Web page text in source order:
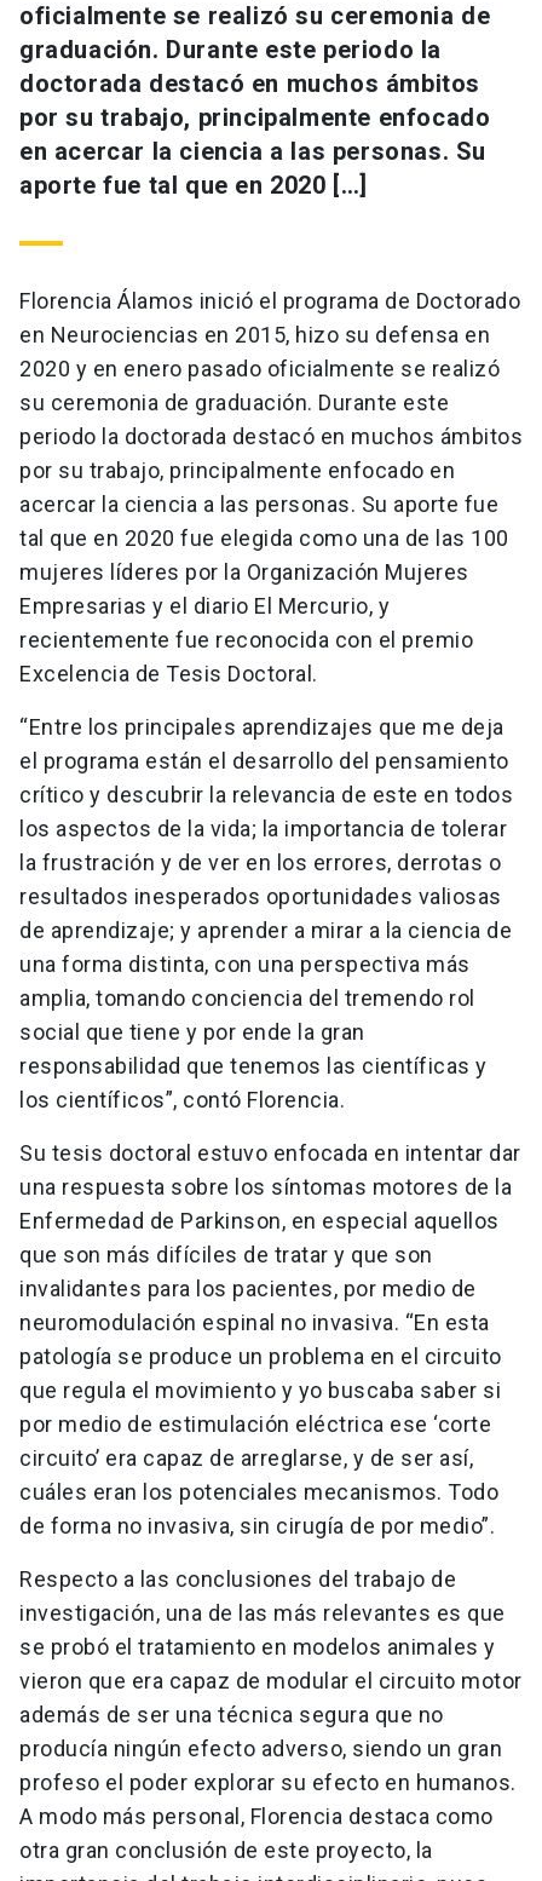
oficialmente se realizó su ceremonia de
graduación. Durante este periodo la
doctorada destacó en muchos ámbitos
por su trabajo, principalmente enfocado
en acercar la ciencia a las personas. Su
aporte fue tal que en 2020 […]
Florencia Álamos inició el programa de Doctorado
en Neurociencias en 2015, hizo su defensa en
2020 y en enero pasado oficialmente se realizó
su ceremonia de graduación. Durante este
periodo la doctorada destacó en muchos ámbitos
por su trabajo, principalmente enfocado en
acercar la ciencia a las personas. Su aporte fue
tal que en 2020 fue elegida como una de las 100
mujeres líderes por la Organización Mujeres
Empresarias y el diario El Mercurio, y
recientemente fue reconocida con el premio
Excelencia de Tesis Doctoral.
“Entre los principales aprendizajes que me deja
el programa están el desarrollo del pensamiento
crítico y descubrir la relevancia de este en todos
los aspectos de la vida; la importancia de tolerar
la frustración y de ver en los errores, derrotas o
resultados inesperados oportunidades valiosas
de aprendizaje; y aprender a mirar a la ciencia de
una forma distinta, con una perspectiva más
amplia, tomando conciencia del tremendo rol
social que tiene y por ende la gran
responsabilidad que tenemos las científicas y
los científicos”, contó Florencia.
Su tesis doctoral estuvo enfocada en intentar dar
una respuesta sobre los síntomas motores de la
Enfermedad de Parkinson, en especial aquellos
que son más difíciles de tratar y que son
invalidantes para los pacientes, por medio de
neuromodulación espinal no invasiva. “En esta
patología se produce un problema en el circuito
que regula el movimiento y yo buscaba saber si
por medio de estimulación eléctrica ese ‘corte
circuito’ era capaz de arreglarse, y de ser así,
cuáles eran los potenciales mecanismos. Todo
de forma no invasiva, sin cirugía de por medio”.
Respecto a las conclusiones del trabajo de
investigación, una de las más relevantes es que
se probó el tratamiento en modelos animales y
vieron que era capaz de modular el circuito motor
además de ser una técnica segura que no
producía ningún efecto adverso, siendo un gran
profeso el poder explorar su efecto en humanos.
A modo más personal, Florencia destaca como
otra gran conclusión de este proyecto, la